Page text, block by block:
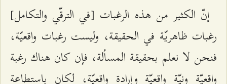
إنّ الكثير من هذه الرغبات [في الترقّي والتكامل]
رغبات ظاهريّة في الحقيقة، وليست رغبات واقعيّة،
فنحن لا نعلم بحقيقة المسألة، فإن كان هناك رغبة
واقعيّة ونيّة واقعيّة وإرادة واقعيّة، لكان باستطاعة